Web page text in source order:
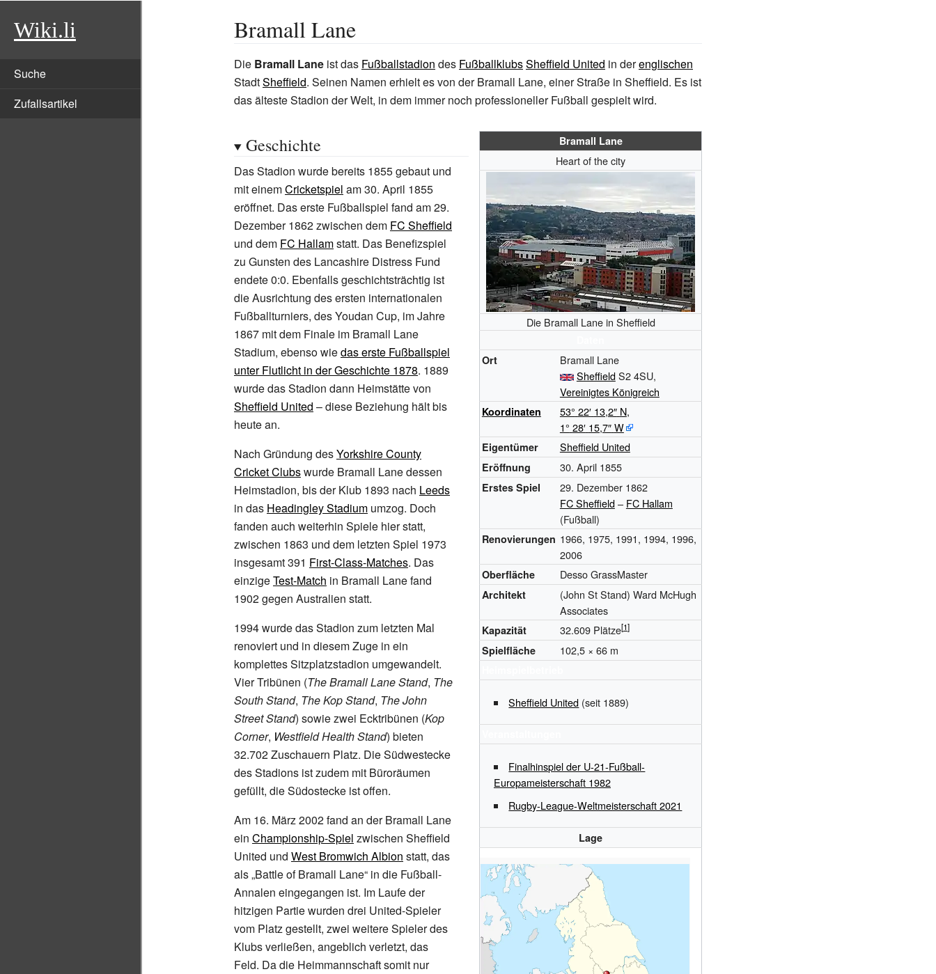
Wiki.li
Suche
Zufallsartikel
Bramall Lane
Die Bramall Lane ist das Fußballstadion des FußballklubsSheffield United in derenglischen
StadtSheffield. Seinen Namen erhielt es von der Bramall Lane, einer Straße in Sheffield. Es ist
das älteste Stadion der Welt, in dem immer noch professioneller Fußball gespielt wird.
Bramall Lane
Heart of the city
Die Bramall Lane in Sheffield
Ort
Bramall Lane
SheffieldS2 4SU,
Vereinigtes Königreich
Koordinaten 53° 22′ 13,2″ N,
1° 28′ 15,7″W
Eigentümer Sheffield United
Eröffnung 30. April 1855
Erstes Spiel
29. Dezember 1862
FC Sheffield– FC Hallam
(Fußball)
Renovierungen 1966, 1975, 1991, 1994, 1996,
2006
Oberfläche Desso GrassMaster
Architekt
(John St Stand) Ward McHugh
Associates
Kapazität 32.609 Plätze
Spielfläche 102,5 × 66 m
Sheffield United (seit 1889)
Finalhinspiel der U-21-Fußball-
Europameisterschaft 1982
Rugby-League-Weltmeisterschaft 2021
Lage
Geschichte
Das Stadion wurde bereits 1855 gebaut und
mit einemCricketspiel am 30. April 1855
eröffnet. Das erste Fußballspiel fand am 29.
Dezember 1862 zwischen dem FC Sheffield
und dem FC Hallamstatt. Das Benefizspiel
zu Gunsten des Lancashire Distress Fund
endete 0:0. Ebenfalls geschichtsträchtig ist
die Ausrichtung des ersten internationalen
Fußballturniers, desYoudan Cup, im Jahre
1867 mit dem Finale im Bramall Lane
Stadium, ebenso wiedas erste Fußballspiel
unter Flutlicht in der Geschichte 1878. 1889
wurde das Stadion dann Heimstätte von
Sheffield United – diese Beziehung hält bis
heute an.
Nach Gründung desYorkshire County
Cricket Clubswurde Bramall Lane dessen
Heimstadion, bis der Klub 1893 nach Leeds
in das Headingley Stadium umzog. Doch
fanden auch weiterhin Spiele hier statt,
zwischen 1863 und dem letzten Spiel 1973
insgesamt 391 First-Class-Matches. Das
einzigeTest-Match in Bramall Lane fand
1902 gegen Australien statt.
1994 wurde das Stadion zum letzten Mal
renoviert und in diesem Zuge in ein
komplettes Sitzplatzstadion umgewandelt.
Vier Tribünen (The Bramall Lane Stand, The
South Stand, The Kop Stand, The John
Street Stand) sowie zwei Ecktribünen (Kop
Corner, Westfield Health Stand) bieten
32.702 Zuschauern Platz. Die Südwestecke
des Stadions ist zudem mit Büroräumen
gefüllt, die Südostecke ist offen.
Am 16. März 2002 fand an der Bramall Lane
ein Championship-Spiel zwischen Sheffield
United und West Bromwich Albion statt, das
als „Battle of Bramall Lane“ in die Fußball-
Annalen eingegangen ist. Im Laufe der
hitzigen Partie wurden drei United-Spieler
vom Platz gestellt, zwei weitere Spieler des
Klubs verließen, angeblich verletzt, das
Feld. Da die Heimmannschaft somit nur